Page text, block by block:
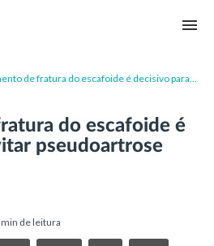
de fratura do escafoide é decisivo para
do escafoide é
pseudoartrose
de leitura